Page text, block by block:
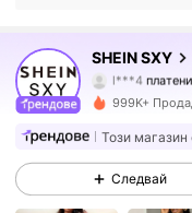
SHEIN SXY
4.86
1.4M
l***4платени
4.86 1.4M
4.86 1.4M
999K+
Този магазин
Следвай